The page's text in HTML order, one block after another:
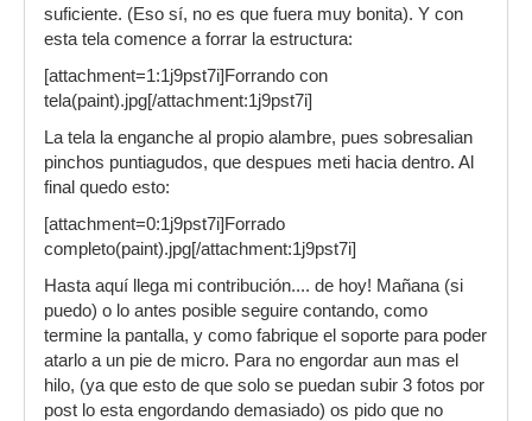
suficiente. (Eso sí, no es que fuera muy bonita). Y con
esta tela comence a forrar la estructura:
[attachment=1:1j9pst7i]Forrando con
tela(paint).jpg[/attachment:1j9pst7i]
La tela la enganche al propio alambre, pues sobresalian
pinchos puntiagudos, que despues meti hacia dentro. Al
final quedo esto:
[attachment=0:1j9pst7i]Forrado
completo(paint).jpg[/attachment:1j9pst7i]
Hasta aquí llega mi contribución.... de hoy! Mañana (si
puedo) o lo antes posible seguire contando, como
termine la pantalla, y como fabrique el soporte para poder
atarlo a un pie de micro. Para no engordar aun mas el
hilo, (ya que esto de que solo se puedan subir 3 fotos por
post lo esta engordando demasiado) os pido que no